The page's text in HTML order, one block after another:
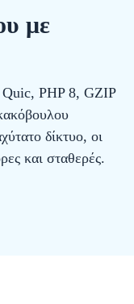
με
PHP 8, GZIP
δίκτυο, οι
και σταθερές.